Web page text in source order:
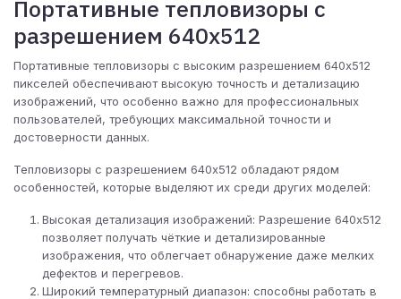
Портативные тепловизоры с
разрешением 640х512
Портативные тепловизоры с высоким разрешением 640х512
пикселей обеспечивают высокую точность и детализацию
изображений, что особенно важно для профессиональных
пользователей, требующих максимальной точности и
достоверности данных.
Тепловизоры с разрешением 640х512 обладают рядом
особенностей, которые выделяют их среди других моделей:
Высокая детализация изображений: Разрешение 640х512
позволяет получать чёткие и детализированные
изображения, что облегчает обнаружение даже мелких
дефектов и перегревов.
Широкий температурный диапазон: способны работать в